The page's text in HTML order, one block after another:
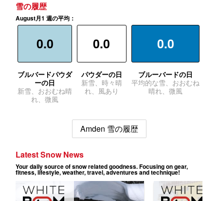
雪の履歴
August月1 週の平均：
0.0
ブルバードパウダ
ーの日
新雪、おおむね晴
れ、微風
0.0
パウダーの日
新雪、時々晴
れ、風あり
0.0
ブルーバードの日
平均的な雪、おおむね
晴れ、微風
Amden 雪の履歴